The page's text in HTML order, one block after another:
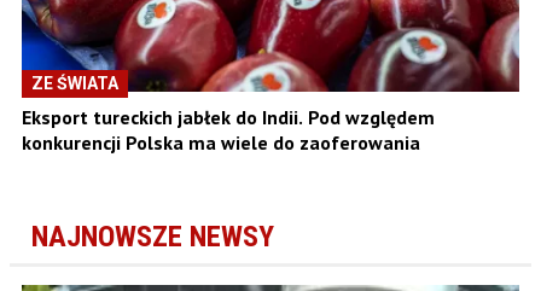
ZE ŚWIATA
Eksport tureckich jabłek do Indii. Pod względem
konkurencji Polska ma wiele do zaoferowania
NAJNOWSZE NEWSY